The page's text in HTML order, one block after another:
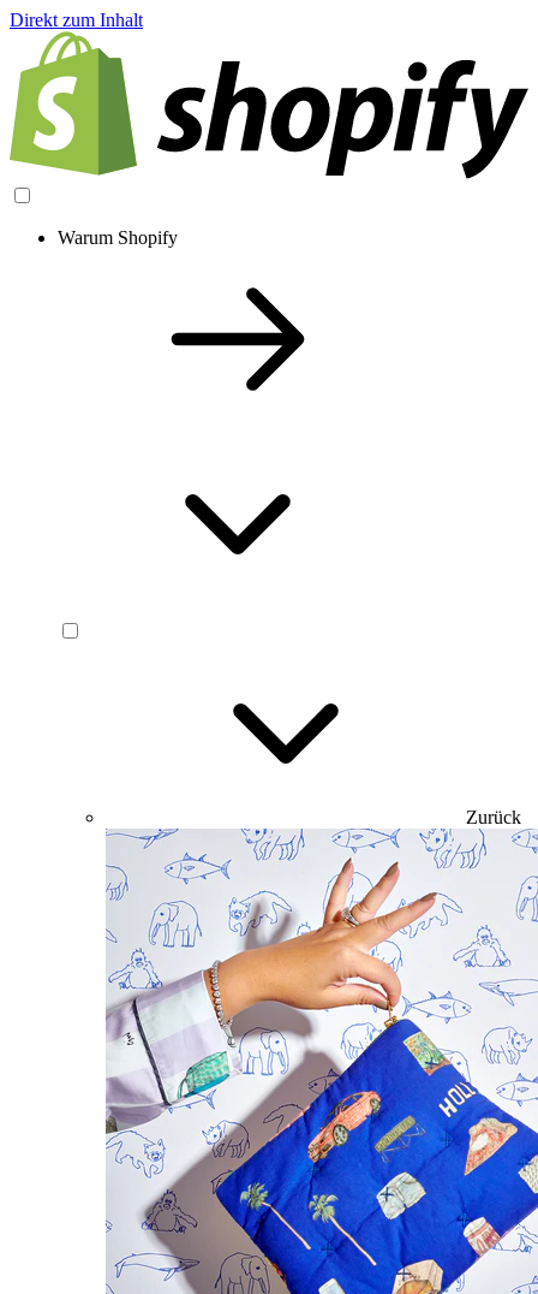
Direkt zum Inhalt
Warum Shopify
Zurück